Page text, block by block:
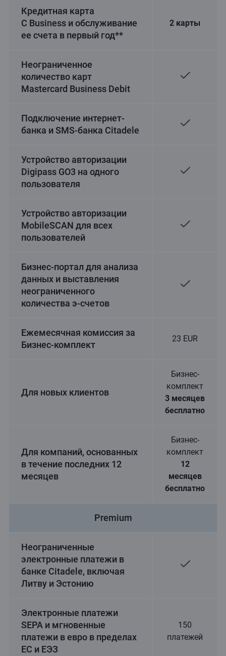
Кредитная карта
C Business и обслуживание
ее счета в первый год**
2 карты
Неограниченное
количество карт
Mastercard Business Debit
Подключение интернет-
банка и SMS-банка Citadele
Устройство авторизации
Digipass GO3 на одного
пользователя
Устройство авторизации
MobileSCAN для всех
пользователей
Бизнес-портал для анализа
данных и выставления
неограниченного
количества э-счетов
Ежемесячная комиссия за
Бизнес-комплект
23 EUR
Для новых клиентов
Бизнес-
комплект
3 месяцев
бесплатно
Для компаний, основанных
в течение последних 12
месяцев
Бизнес-
комплект
12
месяцев
бесплатно
Premium
Неограниченные
электронные платежи в
банке Citadele, включая
Литву и Эстонию
Электронные платежи
SEPA и мгновенные
платежи в евро в пределах
ЕС и ЕЭЗ
150
платежей